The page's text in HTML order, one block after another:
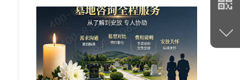
野。温泉墓园不仅营造了宁静祥和的环境氛
围，更通过一系列贴心设施，如室外墓碑寄
存区、应急遗体临时存放服务等，为家属提
供极大便利